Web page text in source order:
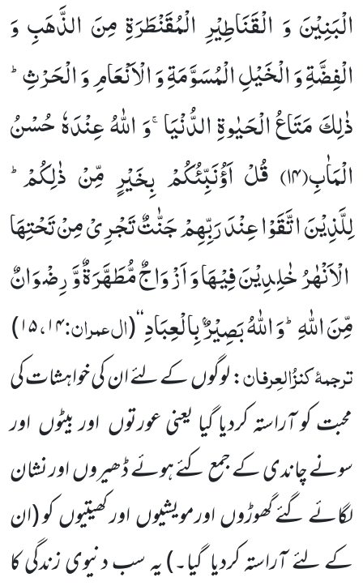
الْبَنِیْنَ وَ الْقَنَاطِیْرِ الْمُقَنْطَرَةِ مِنَ الذَّهَبِ وَ
الْفِضَّةِ وَ الْخَیْلِ الْمُسَوَّمَةِ وَ الْاَنْعَامِ وَ الْحَرْثِؕ-
ذٰلِكَ مَتَاعُ الْحَیٰوةِ الدُّنْیَاۚ-وَ اللّٰهُ عِنْدَهٗ حُسْنُ
الْمَاٰبِ(۱۴) قُلْ اَؤُنَبِّئُكُمْ بِخَیْرٍ مِّنْ ذٰلِكُمْؕ-
لِلَّذِیْنَ اتَّقَوْا عِنْدَ رَبِّهِمْ جَنّٰتٌ تَجْرِیْ مِنْ تَحْتِهَا
الْاَنْهٰرُ خٰلِدِیْنَ فِیْهَا وَ اَزْوَاجٌ مُّطَهَّرَةٌ وَّ رِضْوَانٌ
مِّنَ اللّٰهِؕ-وَ اللّٰهُ بَصِیْرٌۢ بِالْعِبَادِ‘‘
(ال عمران:۱۴،۱۵)
ترجمۂکنزُالعِرفان: لوگوں کے لئے ان کی خواہشات کی
محبت کو آراستہ کردیا گیا یعنی عورتوں اور بیٹوں اور
سونے چاندی کے جمع کئے ہوئے ڈھیروں اور نشان
لگائے گئے گھوڑوں اورمویشیوں اور کھیتیوں کو(ان
کے لئے آراستہ کردیا گیا۔)یہ سب دنیوی زندگی کا